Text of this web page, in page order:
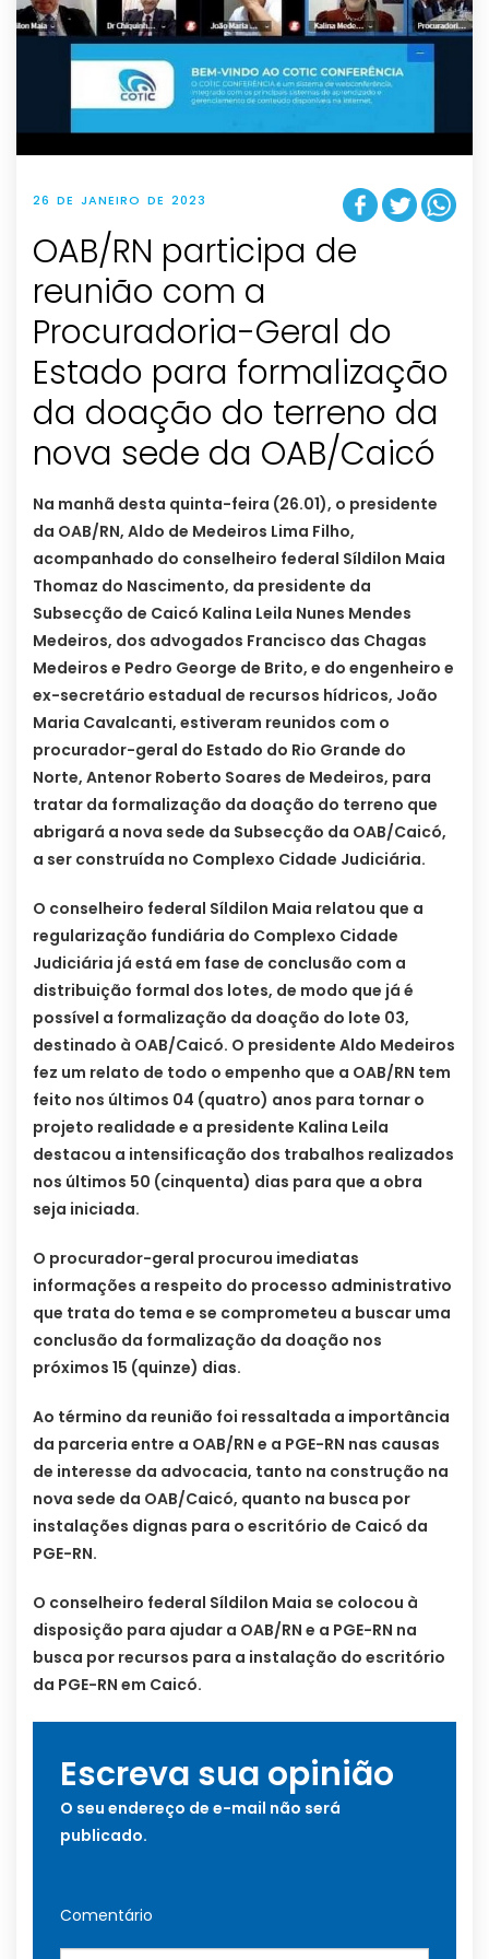
26 DE JANEIRO DE 2023
OAB/RN participa de
reunião com a
Procuradoria-Geral do
Estado para formalização
da doação do terreno da
nova sede da OAB/Caicó
Na manhã desta quinta-feira (26.01), o presidente
da OAB/RN, Aldo de Medeiros Lima Filho,
acompanhado do conselheiro federal Síldilon Maia
Thomaz do Nascimento, da presidente da
Subsecção de Caicó Kalina Leila Nunes Mendes
Medeiros, dos advogados Francisco das Chagas
Medeiros e Pedro George de Brito, e do engenheiro e
ex-secretário estadual de recursos hídricos, João
Maria Cavalcanti, estiveram reunidos com o
procurador-geral do Estado do Rio Grande do
Norte, Antenor Roberto Soares de Medeiros, para
tratar da formalização da doação do terreno que
abrigará a nova sede da Subsecção da OAB/Caicó,
a ser construída no Complexo Cidade Judiciária.
O conselheiro federal Síldilon Maia relatou que a
regularização fundiária do Complexo Cidade
Judiciária já está em fase de conclusão com a
distribuição formal dos lotes, de modo que já é
possível a formalização da doação do lote 03,
destinado à OAB/Caicó. O presidente Aldo Medeiros
fez um relato de todo o empenho que a OAB/RN tem
feito nos últimos 04 (quatro) anos para tornar o
projeto realidade e a presidente Kalina Leila
destacou a intensificação dos trabalhos realizados
nos últimos 50 (cinquenta) dias para que a obra
seja iniciada.
O procurador-geral procurou imediatas
informações a respeito do processo administrativo
que trata do tema e se comprometeu a buscar uma
conclusão da formalização da doação nos
próximos 15 (quinze) dias.
Ao término da reunião foi ressaltada a importância
da parceria entre a OAB/RN e a PGE-RN nas causas
de interesse da advocacia, tanto na construção na
nova sede da OAB/Caicó, quanto na busca por
instalações dignas para o escritório de Caicó da
PGE-RN.
O conselheiro federal Síldilon Maia se colocou à
disposição para ajudar a OAB/RN e a PGE-RN na
busca por recursos para a instalação do escritório
da PGE-RN em Caicó.
Escreva sua opinião
O seu endereço de e-mail não será
publicado.
Comentário